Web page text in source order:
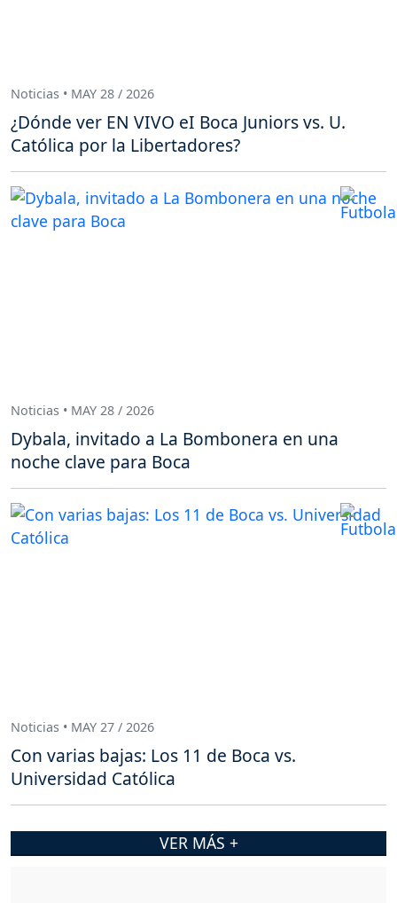
Noticias • MAY 28 / 2026
¿Dónde ver EN VIVO eI Boca Juniors vs. U.
Católica por la Libertadores?
Noticias • MAY 28 / 2026
Dybala, invitado a La Bombonera en una
noche clave para Boca
Noticias • MAY 27 / 2026
Con varias bajas: Los 11 de Boca vs.
Universidad Católica
VER MÁS +